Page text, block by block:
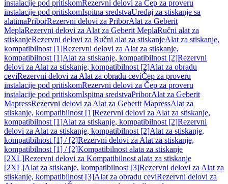
instalacije pod pritiskomRezervni delovi za Čep za proveru
instalacije pod pritiskomIspitna sredstvaUređaj za stiskanje sa
alatimaPriborRezervni delovi za PriborAlat za Geberit
MeplaRezervni delovi za Alat za Geberit MeplaRučni alat za
stiskanjeRezervni delovi za Ručni alat za stiskanjeAlat za stiskanje,
kompatibilnost [1]Rezervni delovi za Alat za stiskanje,
kompatibilnost [1]Alat za stiskanje, kompatibilnost [2]Rezervni
delovi za Alat za stiskanje, kompatibilnost [2]Alat za obradu
ceviRezervni delovi za Alat za obradu ceviČep za proveru
instalacije pod pritiskomRezervni delovi za Čep za proveru
instalacije pod pritiskomIspitna sredstvaPriborAlat za Geberit
MapressRezervni delovi za Alat za Geberit MapressAlat za
stiskanje, kompatibilnost [1]Rezervni delovi za Alat za stiskanje,
kompatibilnost [1]Alat za stiskanje, kompatibilnost [2]Rezervni
delovi za Alat za stiskanje, kompatibilnost [2]Alat za stiskanje,
kompatibilnost [1] / [2]Rezervni delovi za Alat za stiskanje,
kompatibilnost [1] / [2]Kompatibilnost alata za stiskanje
[2XL]Rezervni delovi za Kompatibilnost alata za stiskanje
[2XL]Alat za stiskanje, kompatibilnost [3]Rezervni delovi za Alat za
stiskanje, kompatibilnost [3]Alat za obradu ceviRezervni delovi za